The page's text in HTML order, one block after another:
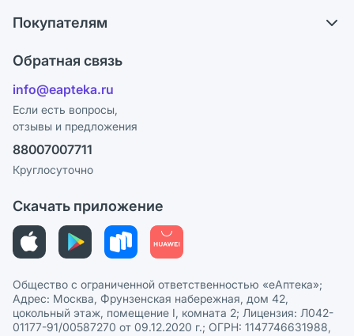
Ответы на вопросы
Блог
Карьера
Поставщики
Лицензия
Реклама на сайте
Ваши товары на ЕАПТЕКЕ
Покупателям
Программа СберСпасибо
Политика конфиденциальности
Пользовательское соглашение
Политика рекомендаций
Этика и соответствие
Политика в отношении обработки персональных данных
Обратная связь
info@eapteka.ru
Если есть вопросы,
отзывы и предложения
88007007711
Круглосуточно
Скачать приложение
Общество с ограниченной ответственностью «еАптека»;
Адрес: Москва, Фрунзенская набережная, дом 42,
цокольный этаж, помещение I, комната 2; Лицензия: Л042-
01177-91/00587270 от 09.12.2020 г.; ОГРН: 1147746631988,